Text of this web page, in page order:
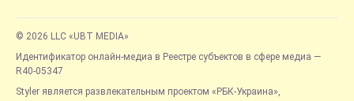
© 2026 LLC «UBT MEDIA»
Идентификатор онлайн-медиа в Реестре субъектов в сфере медиа —
R40-05347
Styler является развлекательным проектом «РБК-Украина»,